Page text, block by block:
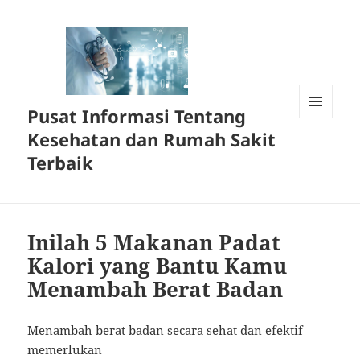
Pusat Informasi Tentang
Kesehatan dan Rumah Sakit
Terbaik
Inilah 5 Makanan Padat
Kalori yang Bantu Kamu
Menambah Berat Badan
Menambah berat badan secara sehat dan efektif
memerlukan